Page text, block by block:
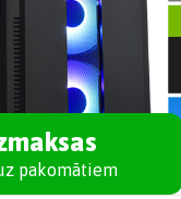
pakomātiem